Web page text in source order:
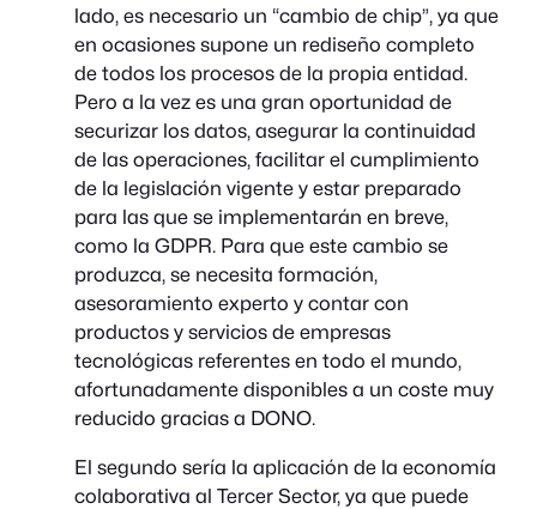
lado, es necesario un “cambio de chip”, ya que
en ocasiones supone un rediseño completo
de todos los procesos de la propia entidad.
Pero a la vez es una gran oportunidad de
securizar los datos, asegurar la continuidad
de las operaciones, facilitar el cumplimiento
de la legislación vigente y estar preparado
para las que se implementarán en breve,
como la GDPR. Para que este cambio se
produzca, se necesita formación,
asesoramiento experto y contar con
productos y servicios de empresas
tecnológicas referentes en todo el mundo,
afortunadamente disponibles a un coste muy
reducido gracias a DONO.
El segundo sería la aplicación de la economía
colaborativa al Tercer Sector, ya que puede